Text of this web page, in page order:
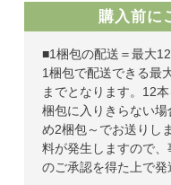
購入前に
■1梱包の配送＝最大
1梱包で配送できる最
までとなります。12
梱包に入りきらない
め2梱包～でお送りし
料が発生しますので
のご承認を得た上で発